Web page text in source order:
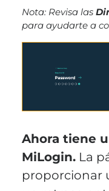
Nota: Revisa las
para ayudarte a
Ahora tiene
MiLogin. La
proporcionar